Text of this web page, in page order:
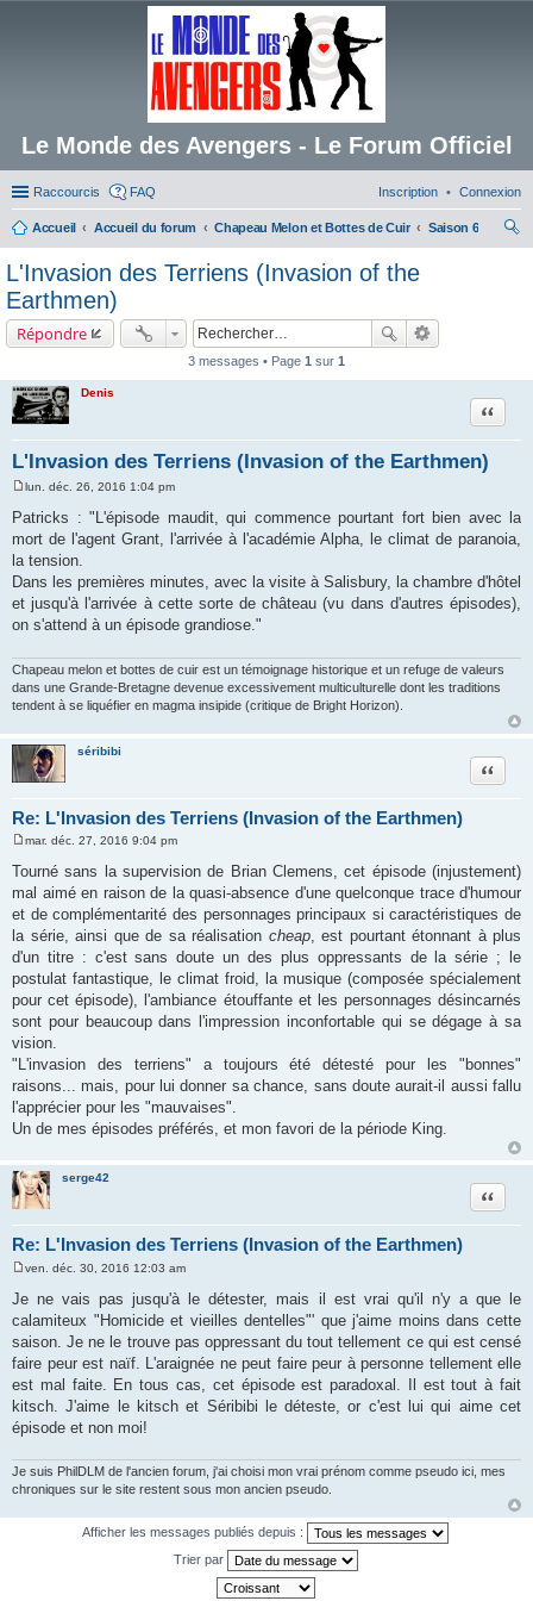
Le Monde des Avengers - Le Forum Officiel
Raccourcis FAQ Connexion
Inscription
Accueil Accueil du forum Chapeau Melon et Bottes de Cuir
Saison 6
L'Invasion des Terriens (Invasion of the
Earthmen)
Répondre
3 messages • Page 1 sur 1
Denis
L'Invasion des Terriens (Invasion of the Earthmen)
Citation
s
s
a
g
e
lun. déc. 26, 2016 1:04 pm
Patricks : "L'épisode maudit, qui commence pourtant fort bien avec la
mort de l'agent Grant, l'arrivée à l'académie Alpha, le climat de paranoia,
la tension.
Dans les premières minutes, avec la visite à Salisbury, la chambre d'hôtel
et jusqu'à l'arrivée à cette sorte de château (vu dans d'autres épisodes),
on s'attend à un épisode grandiose."
Chapeau melon et bottes de cuir est un témoignage historique et un refuge de valeurs
dans une Grande-Bretagne devenue excessivement multiculturelle dont les traditions
tendent à se liquéfier en magma insipide (critique de Bright Horizon).
séribibi
Re: L'Invasion des Terriens (Invasion of the Earthmen)
Citation
e
s
s
g
e
mar. déc. 27, 2016 9:04 pm
Tourné sans la supervision de Brian Clemens, cet épisode (injustement)
mal aimé en raison de la quasi-absence d'une quelconque trace d'humour
et de complémentarité des personnages principaux si caractéristiques de
la série, ainsi que de sa réalisation cheap, est pourtant étonnant à plus
d'un titre : c'est sans doute un des plus oppressants de la série ; le
postulat fantastique, le climat froid, la musique (composée spécialement
pour cet épisode), l'ambiance étouffante et les personnages désincarnés
sont pour beaucoup dans l'impression inconfortable qui se dégage à sa
vision.
"L'invasion des terriens" a toujours été détesté pour les "bonnes"
raisons... mais, pour lui donner sa chance, sans doute aurait-il aussi fallu
l'apprécier pour les "mauvaises".
Un de mes épisodes préférés, et mon favori de la période King.
serge42
Re: L'Invasion des Terriens (Invasion of the Earthmen)
Citation
s
s
a
g
e
ven. déc. 30, 2016 12:03 am
Je ne vais pas jusqu'à le détester, mais il est vrai qu'il n'y a que le
calamiteux "Homicide et vieilles dentelles"' que j'aime moins dans cette
saison. Je ne le trouve pas oppressant du tout tellement ce qui est censé
faire peur est naïf. L'araignée ne peut faire peur à personne tellement elle
est mal faite. En tous cas, cet épisode est paradoxal. Il est tout à fait
kitsch. J'aime le kitsch et Séribibi le déteste, or c'est lui qui aime cet
épisode et non moi!
Je suis PhilDLM de l'ancien forum, j'ai choisi mon vrai prénom comme pseudo ici, mes
chroniques sur le site restent sous mon ancien pseudo.
Afficher les messages publiés depuis :
Trier par